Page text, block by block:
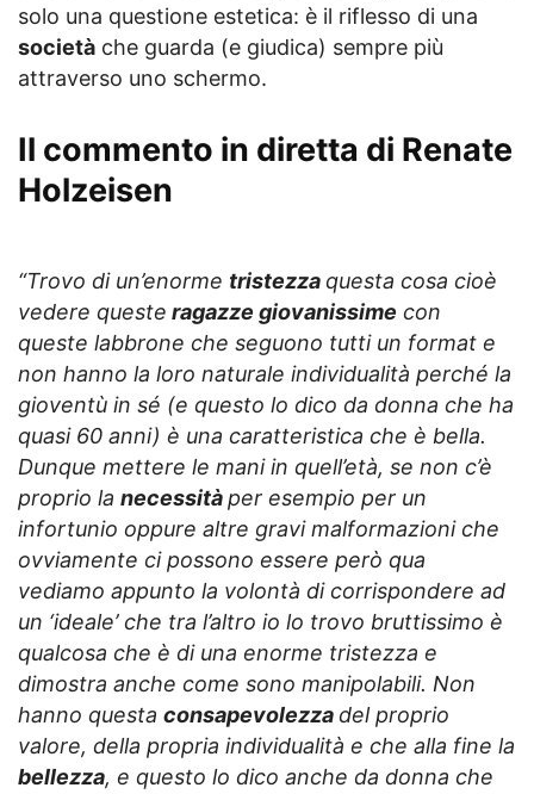
solo una questione estetica: è il riflesso di una
società che guarda (e giudica) sempre più
attraverso uno schermo.
Il commento in diretta di Renate
Holzeisen
“Trovo di un’enorme tristezzaquesta cosa cioè
vedere queste ragazze giovanissime con
queste labbrone che seguono tutti un format e
non hanno la loro naturale individualità perché la
gioventù in sé (e questo lo dico da donna che ha
quasi 60 anni) è una caratteristica che è bella.
Dunque mettere le mani in quell’età, se non c’è
proprio la necessitàper esempio per un
infortunio oppure altre gravi malformazioni che
ovviamente ci possono essere però qua
vediamo appunto la volontà di corrispondere ad
un ‘ideale’ che tra l’altro io lo trovo bruttissimo è
qualcosa che è di una enorme tristezza e
dimostra anche come sono manipolabili. Non
hanno questa consapevolezzadel proprio
valore, della propria individualità e che alla fine la
bellezza, e questo lo dico anche da donna che